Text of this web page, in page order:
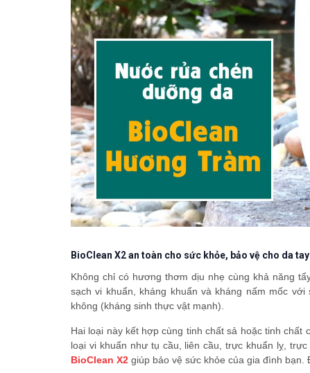
BioClean X2 an toàn cho sức khỏe, bảo vệ cho da tay
Không chỉ có hương thơm dịu nhẹ cùng khả năng
sạch vi khuẩn, kháng khuẩn và kháng nấm mốc
không (kháng sinh thực vật mạnh).
Hai loại này kết hợp cùng tinh chất sả hoặc tinh
loại vi khuẩn như tụ cầu, liên cầu, trực khuẩn lỵ,
BioClean X2 giúp bảo vệ sức khỏe của gia đình